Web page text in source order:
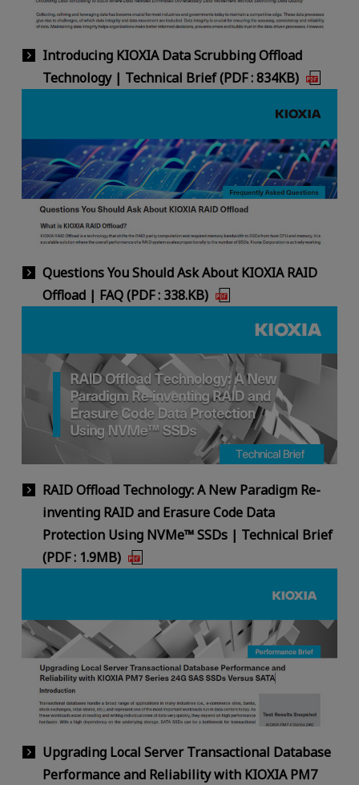
Introducing KIOXIA Data Scrubbing Offload
Technology | Technical Brief (PDF : 834KB)
Questions You Should Ask About KIOXIA RAID
Offload | FAQ (PDF : 338.KB)
RAID Offload Technology: A New Paradigm Re-
inventing RAID and Erasure Code Data
Protection Using NVMe™ SSDs | Technical Brief
(PDF : 1.9MB)
Upgrading Local Server Transactional Database
Performance and Reliability with KIOXIA PM7